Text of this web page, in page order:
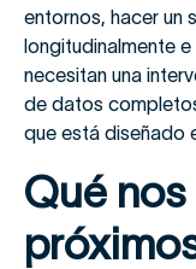
entornos, hacer un
longitudinalmente
necesitan una
de datos
que está diseñado
Qué